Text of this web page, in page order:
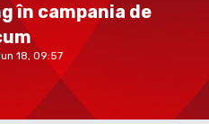
în campania de
18, 09:57